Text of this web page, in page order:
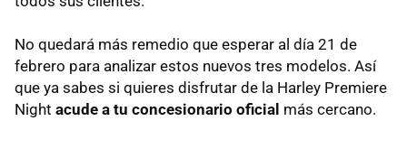
No quedará más remedio que esperar al día 21 de
febrero para analizar estos nuevos tres modelos. Así
que ya sabes si quieres disfrutar de la Harley Premiere
Night acude a tu concesionario oficial más cercano.